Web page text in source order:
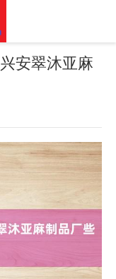
安翠沐亚麻